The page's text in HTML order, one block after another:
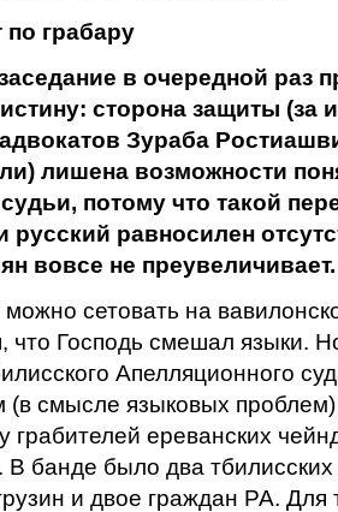
грабару
в очередной раз
сторона защиты (за
адвокатов Зураба
лишена возможности
потому что такой
русский равносилен
вовсе не преувеличивает.
можно сетовать на
что Господь смешал языки.
Апелляционного
(в смысле языковых
грабителей ереванских
В банде было два
и двое граждан РА. Для